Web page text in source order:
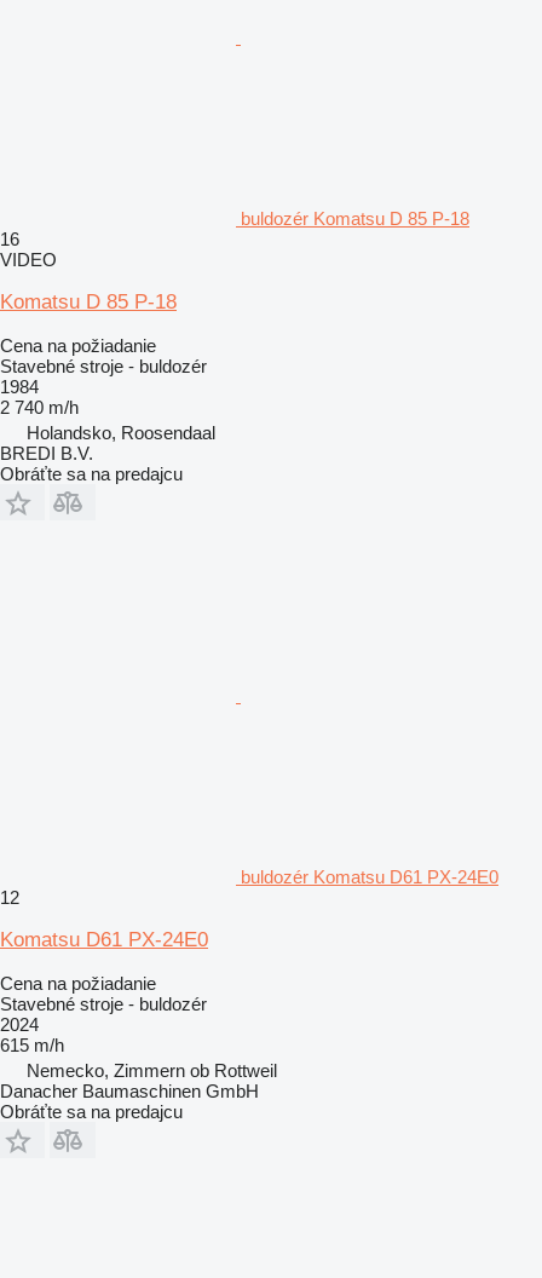
buldozér Komatsu D 85 P-18
16
VIDEO
Komatsu D 85 P-18
Cena na požiadanie
Stavebné stroje - buldozér
1984
2 740 m/h
Holandsko, Roosendaal
BREDI B.V.
Obráťte sa na predajcu
buldozér Komatsu D61 PX-24E0
12
Komatsu D61 PX-24E0
Cena na požiadanie
Stavebné stroje - buldozér
2024
615 m/h
Nemecko, Zimmern ob Rottweil
Danacher Baumaschinen GmbH
Obráťte sa na predajcu